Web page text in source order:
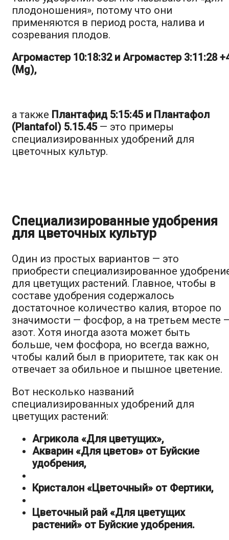
плодоношения», потому что они
применяются в период роста, налива и
созревания плодов.
Агромастер 10:18:32 и Агромастер 3:11:28
(Mg),
а также Плантафид 5:15:45 и Плантафол
(Plantafol) 5.15.45— это примеры
специализированных удобрений для
цветочных культур.
Специализированные удобрения
для цветочных культур
Один из простых вариантов — это
приобрести специализированное
для цветущих растений. Главное, чтобы в
составе удобрения содержалось
достаточное количество калия, второе по
значимости — фосфор, а на третьем месте
азот. Хотя иногда азота может быть
больше, чем фосфора, но всегда важно,
чтобы калий был в приоритете, так как он
отвечает за обильное и пышное цветение.
Вот несколько названий
специализированных удобрений для
цветущих растений:
Агрикола «Для цветущих»,
Акварин «Для цветов» от Буйские
удобрения,
Кристалон «Цветочный» от Фертики,
Цветочный рай «Для цветущих
растений» от Буйские удобрения.